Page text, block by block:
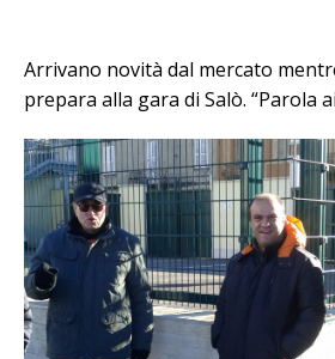
Arrivano novità dal mercato
prepara alla gara di Salò. “Parola